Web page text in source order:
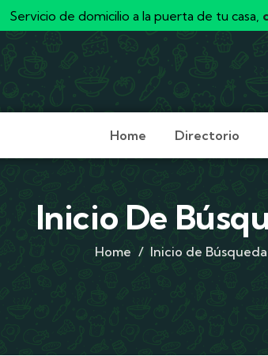
Servicio de domicilio a la puerta de tu casa,
Home Directorio
Inicio De
Home Inicio de Búsqueda